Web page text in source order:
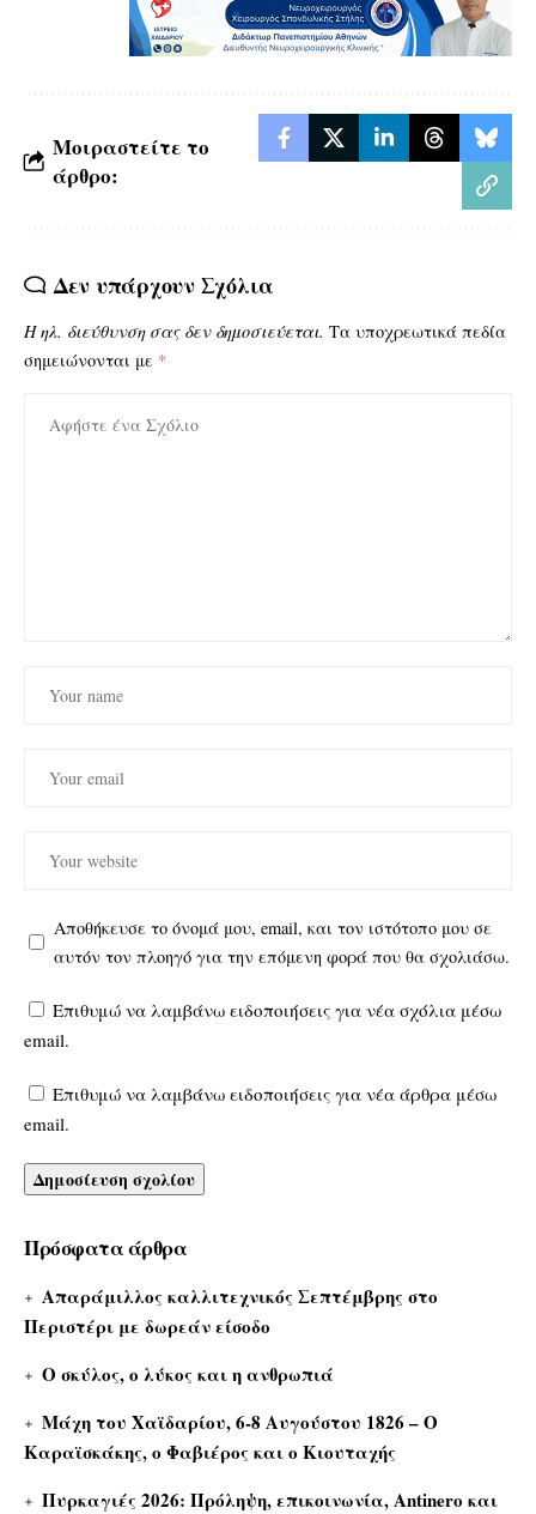
Μοιραστείτε το
άρθρο:
Δεν υπάρχουν Σχόλια
Η ηλ. διεύθυνση σας δεν δημοσιεύεται. Τα υποχρεωτικά πεδία
σημειώνονται με *
Αποθήκευσε το όνομά μου, email, και τον ιστότοπο μου σε
αυτόν τον πλοηγό για την επόμενη φορά που θα σχολιάσω.
Επιθυμώ να λαμβάνω ειδοποιήσεις για νέα σχόλια μέσω
email.
Επιθυμώ να λαμβάνω ειδοποιήσεις για νέα άρθρα μέσω
email.
Πρόσφατα άρθρα
Απαράμιλλος καλλιτεχνικός Σεπτέμβρης στο
Περιστέρι με δωρεάν είσοδο
Ο σκύλος, ο λύκος και η ανθρωπιά
Μάχη του Χαϊδαρίου, 6-8 Αυγούστου 1826 – Ο
Καραϊσκάκης, ο Φαβιέρος και ο Κιουταχής
Πυρκαγιές 2026: Πρόληψη, επικοινωνία, Antinero και